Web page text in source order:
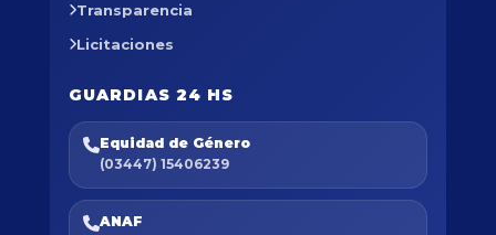
Transparencia
Licitaciones
GUARDIAS 24 HS
Equidad de Género
(03447) 15406239
ANAF